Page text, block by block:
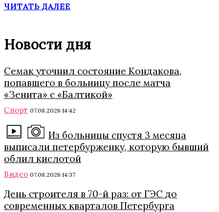
ЧИТАТЬ ДАЛЕЕ
Новости дня
Семак уточнил состояние Кондакова,
попавшего в больницу после матча
«Зенита» с «Балтикой»
Спорт 07.08.2026 14:42
Из больницы спустя 3 месяца
выписали петербурженку, которую бывший
облил кислотой
Видео 07.08.2026 14:37
День строителя в 70-й раз: от ГЭС до
современных кварталов Петербурга